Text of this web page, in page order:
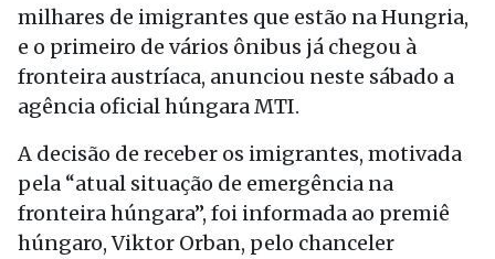
milhares de imigrantes que estão na Hungria,
e o primeiro de vários ônibus já chegou à
fronteira austríaca, anunciou neste sábado a
agência oficial húngara MTI.
A decisão de receber os imigrantes, motivada
pela “atual situação de emergência na
fronteira húngara”, foi informada ao premiê
húngaro, Viktor Orban, pelo chanceler